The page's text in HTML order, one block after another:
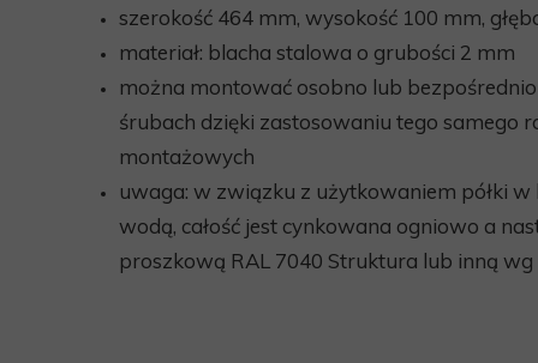
szerokość 464 mm, wysokość 100 mm,
materiał: blacha stalowa o grubości 2 mm
można montować osobno lub
śrubach dzięki zastosowaniu tego samego
montażowych
uwaga: w związku z użytkowaniem półki
wodą, całość jest cynkowana ogniowo a
proszkową RAL 7040 Struktura lub inną wg